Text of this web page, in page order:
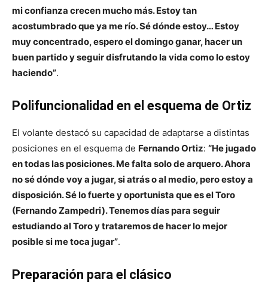
mi confianza crecen mucho más. Estoy tan
acostumbrado que ya me río. Sé dónde estoy… Estoy
muy concentrado, espero el domingo ganar, hacer un
buen partido y seguir disfrutando la vida como lo estoy
haciendo”.
Polifuncionalidad en el esquema de Ortiz
El volante destacó su capacidad de adaptarse a distintas
posiciones en el esquema de Fernando Ortiz: “He jugado
en todas las posiciones. Me falta solo de arquero. Ahora
no sé dónde voy a jugar, si atrás o al medio, pero estoy a
disposición. Sé lo fuerte y oportunista que es el Toro
(Fernando Zampedri). Tenemos días para seguir
estudiando al Toro y trataremos de hacer lo mejor
posible si me toca jugar”.
Preparación para el clásico